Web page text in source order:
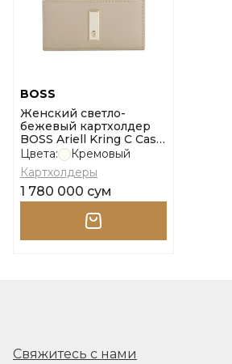
BOSS
Женский светло-
бежевый картхолдер
BOSS Ariell Kring C Case
размер onesi
Цвета:
Кремовый
Картхолдеры
1 780 000 сум
Свяжитесь с нами